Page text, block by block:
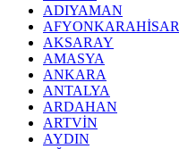
ADIYAMAN
AFYONKARAHİSAR
AKSARAY
AMASYA
ANKARA
ANTALYA
ARDAHAN
ARTVİN
AYDIN